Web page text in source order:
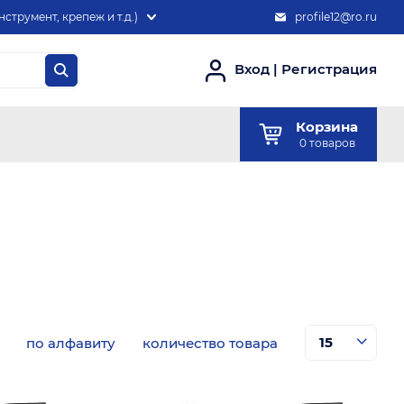
крепеж и т.д.) profile12@ro.ru
Вход | Регистрация
Корзина
0 товаров
по алфавиту количество товара